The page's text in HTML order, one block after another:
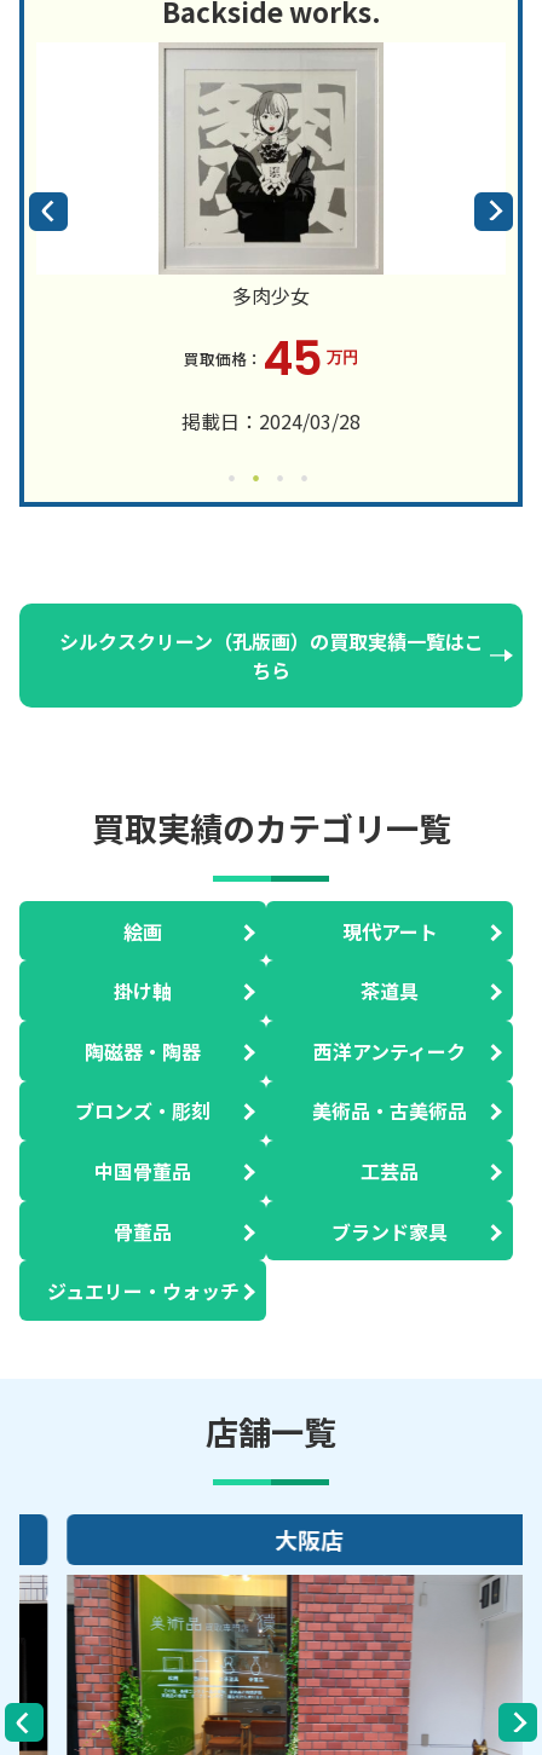
Backside works.
多肉少女
45 万円
掲載日：2024/03/28
シルクスクリーン（孔版画）の買取実績一覧はこ
ちら
買取実績のカテゴリ一覧
絵画 現代アート
掛け軸 茶道具
陶磁器・陶器 西洋アンティーク
ブロンズ・彫刻 美術品・古美術品
中国骨董品 工芸品
骨董品 ブランド家具
ジュエリー・ウォッチ
店舗一覧
大阪店